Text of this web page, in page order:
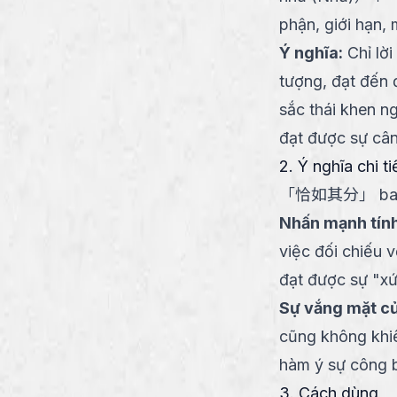
phận, giới hạn,
Ý nghĩa: Chỉ
tượng, đạt đến
sắc thái khen
đạt được sự
2. Ý nghĩa chi
「恰如其分 」
Nhấn mạnh
việc đối chiếu
đạt được sự
Sự vắng mặt
cũng không
hàm ý sự công
3. Cách dùng